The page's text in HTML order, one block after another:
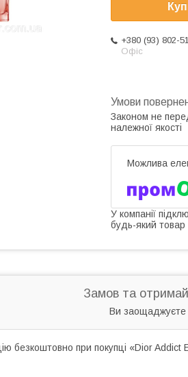
+380 (93) 802-
Офіс
Законом не
належної якості
У компанії
будь-який
Замов та
Ви заощаджуєте
безкоштовно при покупці «Dior